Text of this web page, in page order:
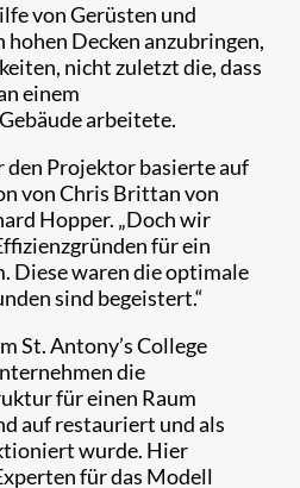
von Gerüsten und
hohen Decken anzubringen,
nicht zuletzt die, dass
einem
arbeitete.
den Projektor basierte auf
von Chris Brittan von
Hopper. „Doch wir
für ein
Diese waren die optimale
sind begeistert.“
St. Antony’s College
die
für einen Raum
auf restauriert und als
wurde. Hier
für das Modell